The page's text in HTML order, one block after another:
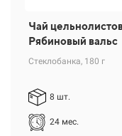
Чай
Рябиновый вальс
Стеклобанка, 180 г
8 шт.
24 мес.